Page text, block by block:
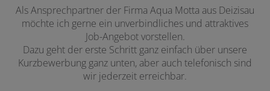
Als Ansprechpartner der Firma Aqua Motta aus Deizisau
möchte ich gerne ein unverbindliches und attraktives
Job-Angebot vorstellen.
Dazu geht der erste Schritt ganz einfach über unsere
Kurzbewerbung ganz unten, aber auch telefonisch sind
wir jederzeit erreichbar.